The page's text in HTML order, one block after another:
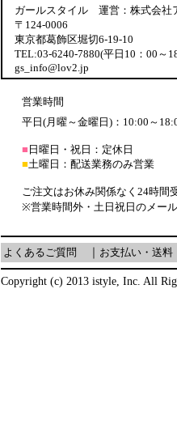
ガールスタイル 運営：株式会社
〒124-0006
東京都葛飾区堀切6-19-10
TEL:03-6240-7880(平日10：00～
gs_info@lov2.jp
営業時間
平日(月曜～金曜日)：10:00～
■ 日曜日・祝日：定休日
■土曜日：配送業務のみ営業
ご注文はお休み関係なく24時間
※営業時間外・土日祝日のメー
よくあるご質問 お支払い・送料
Copyright (c) 2013 istyle, Inc. All